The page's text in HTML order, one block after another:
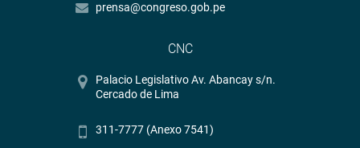
prensa@congreso.gob.pe
CNC
Palacio Legislativo Av. Abancay s/n.
Cercado de Lima
311-7777 (Anexo 7541)